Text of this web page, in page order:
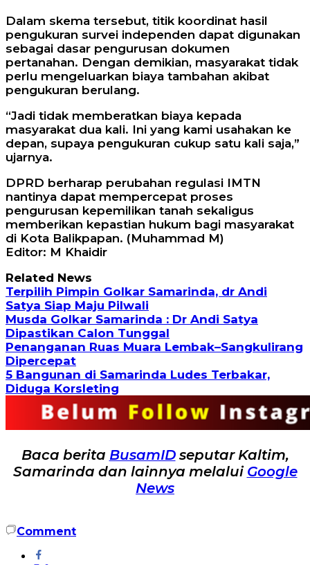
Dalam skema tersebut, titik koordinat hasil
pengukuran survei independen dapat digunakan
sebagai dasar pengurusan dokumen
pertanahan. Dengan demikian, masyarakat tidak
perlu mengeluarkan biaya tambahan akibat
pengukuran berulang.
“Jadi tidak memberatkan biaya kepada
masyarakat dua kali. Ini yang kami usahakan ke
depan, supaya pengukuran cukup satu kali saja,”
ujarnya.
DPRD berharap perubahan regulasi IMTN
nantinya dapat mempercepat proses
pengurusan kepemilikan tanah sekaligus
memberikan kepastian hukum bagi masyarakat
di Kota Balikpapan. (Muhammad M)
Editor: M Khaidir
Related News
Terpilih Pimpin Golkar Samarinda, dr Andi
Satya Siap Maju Pilwali
Musda Golkar Samarinda : Dr Andi Satya
Dipastikan Calon Tunggal
Penanganan Ruas Muara Lembak–Sangkulirang
Dipercepat
5 Bangunan di Samarinda Ludes Terbakar,
Diduga Korsleting
Baca berita BusamIDseputar Kaltim,
Samarinda dan lainnya melalui Google
News
Comment